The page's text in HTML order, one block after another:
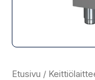
Etusivu /